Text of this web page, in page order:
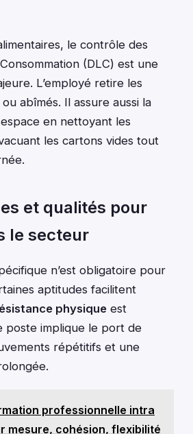
le contrôle des
(DLC) est une
L’employé retire les
abîmés. Il assure aussi la
en nettoyant les
les cartons vides tout
et qualités pour
le secteur
n’est obligatoire pour
aptitudes facilitent
physique est
poste implique le port de
répétitifs et une
professionnelle intra
mesure, cohésion, flexibilité